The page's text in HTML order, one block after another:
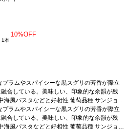
1本
10%OFF
プラムやスパイシーな黒スグリの芳香が際立
合している。美味しい、印象的な余韻が残
海風パスタなどと好相性 葡萄品種 サンジョヴ
切れの場合、在庫があり価格が同様の場合は
ます、ご了承ください。
プラムやスパイシーな黒スグリの芳香が際立
合している。美味しい、印象的な余韻が残
海風パスタなどと好相性 葡萄品種 サンジョヴ